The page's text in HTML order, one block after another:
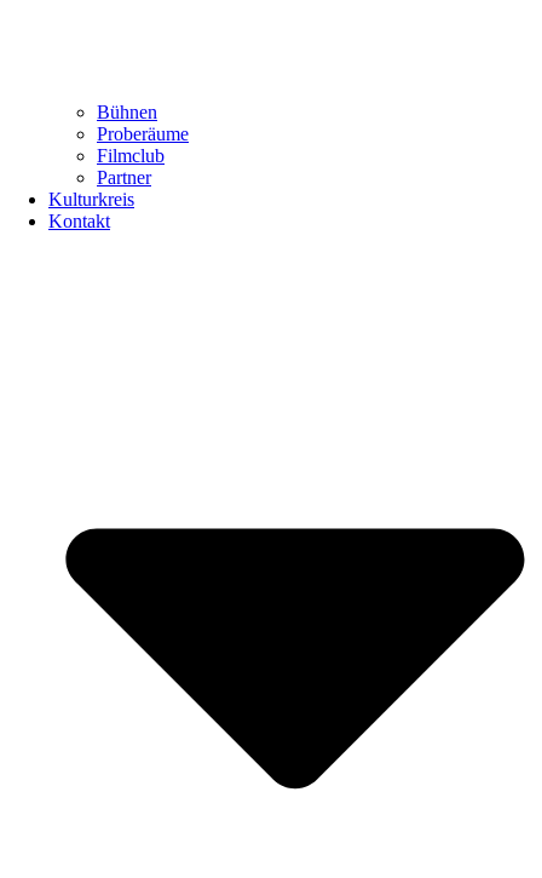
Bühnen
Proberäume
Filmclub
Partner
Kulturkreis
Kontakt